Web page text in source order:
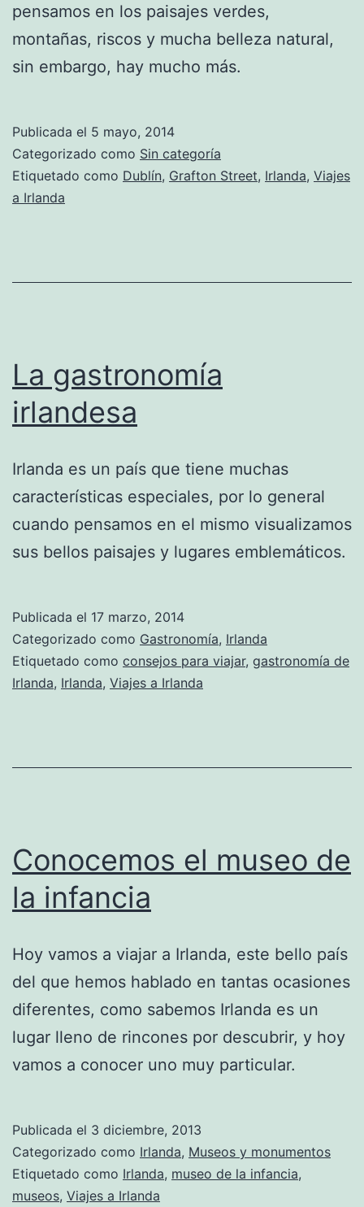
pensamos en los paisajes verdes,
montañas, riscos y mucha belleza natural,
sin embargo, hay mucho más.
Publicada el 5 mayo, 2014
Categorizado como Sin categoría
Etiquetado como Dublín, Grafton Street, Irlanda, Viajes
a Irlanda
La gastronomía
irlandesa
Irlanda es un país que tiene muchas
características especiales, por lo general
cuando pensamos en el mismo visualizamos
sus bellos paisajes y lugares emblemáticos.
Publicada el 17 marzo, 2014
Categorizado como Gastronomía, Irlanda
Etiquetado como consejos para viajar, gastronomía de
Irlanda, Irlanda, Viajes a Irlanda
Conocemos el museo de
la infancia
Hoy vamos a viajar a Irlanda, este bello país
del que hemos hablado en tantas ocasiones
diferentes, como sabemos Irlanda es un
lugar lleno de rincones por descubrir, y hoy
vamos a conocer uno muy particular.
Publicada el 3 diciembre, 2013
Categorizado como Irlanda, Museos y monumentos
Etiquetado como Irlanda, museo de la infancia,
museos, Viajes a Irlanda